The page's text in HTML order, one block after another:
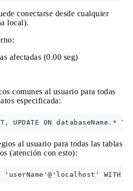
conectarse desde cualquier
local).
afectadas (0.00 seg)
comunes al usuario para todas
especificada:
al usuario para todas las tablas
(atención con esto):